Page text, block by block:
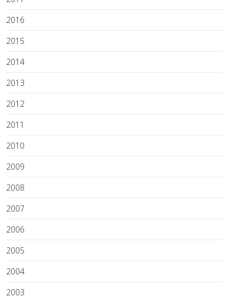
2016
2015
2014
2013
2012
2011
2010
2009
2008
2007
2006
2005
2004
2003